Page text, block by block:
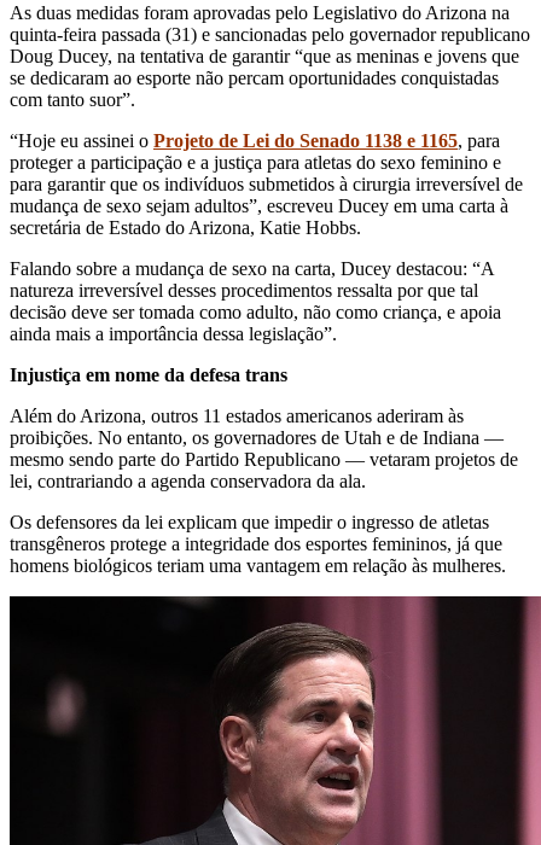
As duas medidas foram aprovadas pelo Legislativo do Arizona na
quinta-feira passada (31) e sancionadas pelo governador republicano
Doug Ducey, na tentativa de garantir “que as meninas e jovens que
se dedicaram ao esporte não percam oportunidades conquistadas
com tanto suor”.
“Hoje eu assinei o Projeto de Lei do Senado 1138 e 1165, para
proteger a participação e a justiça para atletas do sexo feminino e
para garantir que os indivíduos submetidos à cirurgia irreversível de
mudança de sexo sejam adultos”, escreveu Ducey em uma carta à
secretária de Estado do Arizona, Katie Hobbs.
Falando sobre a mudança de sexo na carta, Ducey destacou: “A
natureza irreversível desses procedimentos ressalta por que tal
decisão deve ser tomada como adulto, não como criança, e apoia
ainda mais a importância dessa legislação”.
Injustiça em nome da defesa trans
Além do Arizona, outros 11 estados americanos aderiram às
proibições. No entanto, os governadores de Utah e de Indiana —
mesmo sendo parte do Partido Republicano — vetaram projetos de
lei, contrariando a agenda conservadora da ala.
Os defensores da lei explicam que impedir o ingresso de atletas
transgêneros protege a integridade dos esportes femininos, já que
homens biológicos teriam uma vantagem em relação às mulheres.